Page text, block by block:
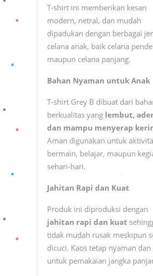
T-shirt ini memberikan kesan
modern, netral, dan mudah
dipadukan dengan berbagai
celana anak, baik celana
maupun celana panjang.
Bahan Nyaman untuk Anak
T-shirt Grey B dibuat dari
berkualitas yang lembut,
dan mampu menyerap
Aman digunakan untuk
bermain, belajar, maupun
sehari-hari.
Jahitan Rapi dan Kuat
Produk ini diproduksi dengan
jahitan rapi dan kuat
tidak mudah rusak meskipun
dicuci. Kaos tetap nyaman
untuk pemakaian jangka